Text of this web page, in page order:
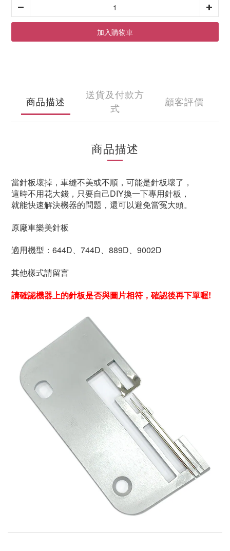
加入購物車
商品描述
送貨及付款方
式
顧客評價
商品描述
當針板壞掉，車縫不美或不順，可能是針板壞了，
這時不用花大錢，只要自己DIY換一下專用針板，
就能快速解決機器的問題，還可以避免當冤大頭。
原廠車樂美針板
適用機型： 644D、 744D、889D、9002D
其他樣式請留言
請確認機器上的針板是否與圖片相符，確認後再下單喔!